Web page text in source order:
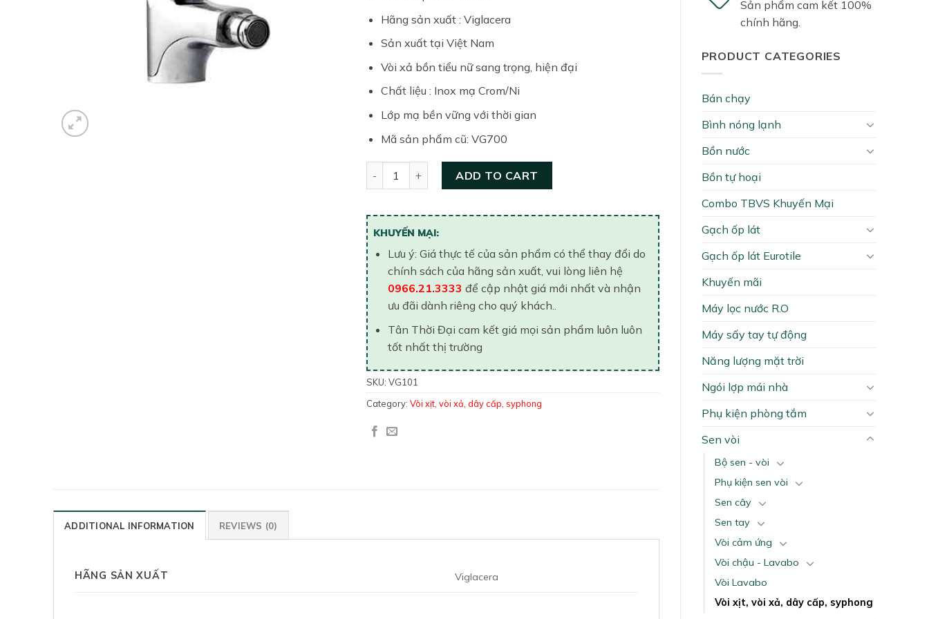
Sản phẩm cam kết 100%
chính hãng.
PRODUCT CATEGORIES
Bán chạy
Bình nóng lạnh
Bồn nước
Bồn tự hoại
Combo TBVS Khuyến Mại
Gạch ốp lát
Gạch ốp lát Eurotile
Khuyến mãi
Máy lọc nước R.O
Máy sấy tay tự động
Năng lượng mặt trời
Ngói lợp mái nhà
Phụ kiện phòng tắm
Sen vòi
Bộ sen - vòi
Phụ kiện sen vòi
Sen cây
Sen tay
Vòi cảm ứng
Vòi chậu - Lavabo
Vòi Lavabo
Vòi xịt, vòi xả, dây cấp, syphong
Hãng sản xuất : Viglacera
Sản xuất tại Việt Nam
Vòi xả bồn tiểu nữ sang trọng, hiện đại
Chất liệu : Inox mạ Crom/Ni
Lớp mạ bền vững với thời gian
Mã sản phẩm cũ: VG700
ADD TO CART
KHUYẾN MẠI:
Lưu ý: Giá thực tế của sản phẩm có thể thay đổi do
chính sách của hãng sản xuất, vui lòng liên hệ
0966.21.3333 để cập nhật giá mới nhất và nhận
ưu đãi dành riêng cho quý khách..
Tân Thời Đại cam kết giá mọi sản phẩm luôn luôn
tốt nhất thị trường
SKU:VG101
Category:Vòi xịt, vòi xả, dây cấp, syphong
ADDITIONAL INFORMATION REVIEWS (0)
HÃNG SẢN XUẤT Viglacera